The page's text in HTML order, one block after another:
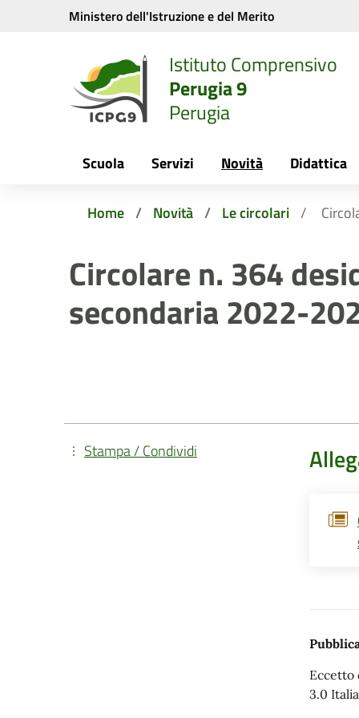
Vai ai contenuti
Vai al menu di navigazione
Ministero dell'Istruzione e del Merito
Istituto Comprensivo
Perugia 9
Perugia
Scuola Servizi Novità Didattica
Home Novità Le circolari
Circolare n. 364
secondaria 2022-
Eccetto
3.0
Stampa / Condividi